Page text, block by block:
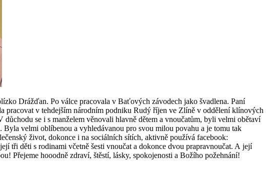
Drážďan. Po válce pracovala v Baťových závodech jako švadlena. Paní
pracovat v tehdejším národním podniku Rudý říjen ve Zlíně v oddělení klínových
se i s manželem věnovali hlavně dětem a vnoučatům, byli velmi obětaví
velmi oblíbenou a vyhledávanou pro svou milou povahu a je tomu tak
život, dokonce i na sociálních sítích, aktivně používá facebook:
tři děti s rodinami včetně šesti vnoučat a dokonce dvou prapravnoučat. A její
Přejeme hooodně zdraví, štěstí, lásky, spokojenosti a Božího požehnání!